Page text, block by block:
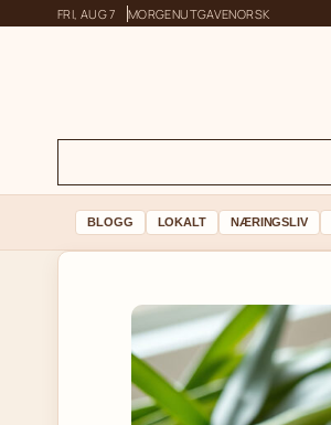
FRI, AUG 7 MORGENUTGAVENORSK
BLOGG LOKALT NÆRINGSLIV